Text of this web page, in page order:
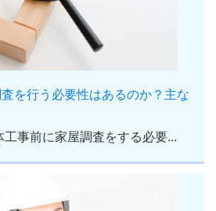
を行う必要性はあるのか？主な
工事前に家屋調査をする必要...